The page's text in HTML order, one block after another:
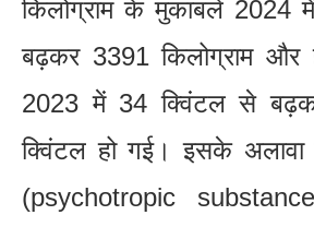
किलोग्राम के मुकाबले 2024
बढ़कर 3391 किलोग्राम और
2023 में 34 क्विंटल से
क्विंटल हो गई। इसके अलावा
(psychotropic